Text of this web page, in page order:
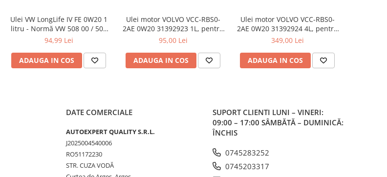
Ulei VW LongLife IV FE 0W20 1
litru - Normă VW 508 00 / 509
00
94,99 Lei
ADAUGA IN COS
Ulei motor VOLVO VCC-RBS0-
2AE 0W20 31392923 1L, pentru
motoare diesel/benzina
95,00 Lei
ADAUGA IN COS
Ulei motor VOLVO VCC-RBS0-
2AE 0W20 31392924 4L, pentru
motoare diesel/benzina
349,00 Lei
ADAUGA IN COS
DATE COMERCIALE
AUTOEXPERT QUALITY S.R.L.
J2025004540006
RO51172230
STR. CUZA VODĂ
SUPORT CLIENTI LUNI – VINERI:
09:00 – 17:00 SÂMBĂTĂ – DUMINICĂ:
ÎNCHIS
0745283252
0745203317